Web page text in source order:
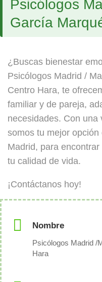
Psicólogos
García
¿Buscas bienestar
Psicólogos Madrid /
Centro Hara, te
familiar y de pareja,
necesidades. Con una
somos tu mejor
Madrid, para
tu calidad de vida.
¡Contáctanos hoy!
Nombre
Psicólogos Madrid /
Hara